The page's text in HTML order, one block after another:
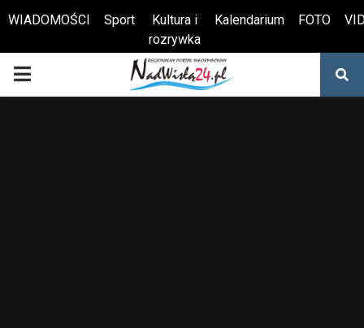
Otwórz pasek narzędzi
WIADOMOŚCI Sport
Kultura i
rozrywka
Kalendarium FOTO
PRIMARY